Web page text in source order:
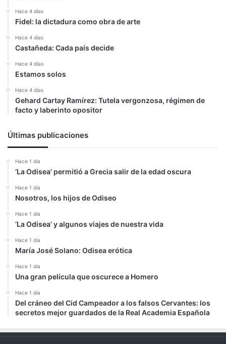
Hace 4 días
Fidel: la dictadura como obra de arte
Hace 4 días
Castañeda: Cada país decide
Hace 4 días
Estamos solos
Hace 4 días
Gehard Cartay Ramírez: Tutela vergonzosa, régimen de
facto y laberinto opositor
Últimas publicaciones
Hace 1 día
‘La Odisea’ permitió a Grecia salir de la edad oscura
Hace 1 día
Nosotros, los hijos de Odiseo
Hace 1 día
‘La Odisea’ y algunos viajes de nuestra vida
Hace 1 día
María José Solano: Odisea erótica
Hace 1 día
Una gran película que oscurece a Homero
Hace 1 día
Del cráneo del Cid Campeador a los falsos Cervantes: los
secretos mejor guardados de la Real Academia Española